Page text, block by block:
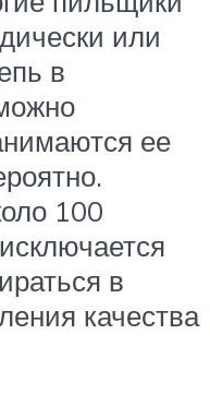
или
в
ее
100
в
качества